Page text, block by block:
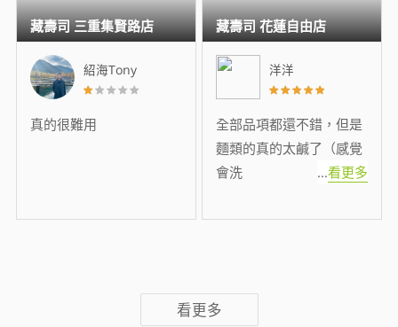
紹海Tony
真的很難用
藏壽司 三重集賢路店
洋洋
全部品項都還不錯，但是
麵類的真的太鹹了（感覺
會洗
...看更多
藏壽司 花蓮自由店
看更多